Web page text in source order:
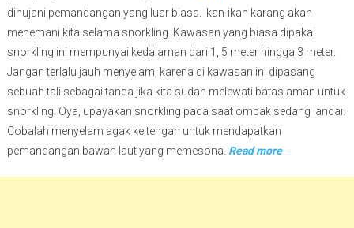
dihujani pemandangan yang luar biasa. Ikan-ikan karang akan
menemani kita selama snorkling. Kawasan yang biasa dipakai
snorkling ini mempunyai kedalaman dari 1, 5 meter hingga 3 meter.
Jangan terlalu jauh menyelam, karena di kawasan ini dipasang
sebuah tali sebagai tanda jika kita sudah melewati batas aman untuk
snorkling. Oya, upayakan snorkling pada saat ombak sedang landai.
Cobalah menyelam agak ke tengah untuk mendapatkan
pemandangan bawah laut yang memesona. Read more